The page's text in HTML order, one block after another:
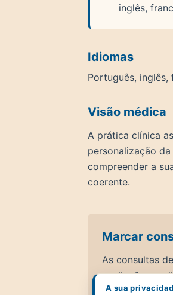
inglês,
Idiomas
Português, inglês,
Visão médica
A prática clínica
personalização
compreender a
coerente.
Marcar
As consultas
avaliação em
integrativa.
A sua